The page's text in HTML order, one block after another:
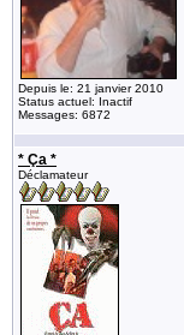
Depuis le: 21 janvier 2010
Status actuel: Inactif
Messages: 6872
* Ça *
Déclamateur